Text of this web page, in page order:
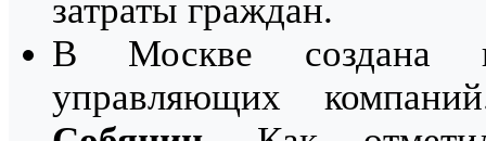
затраты граждан.
В Москве создана
управляющих